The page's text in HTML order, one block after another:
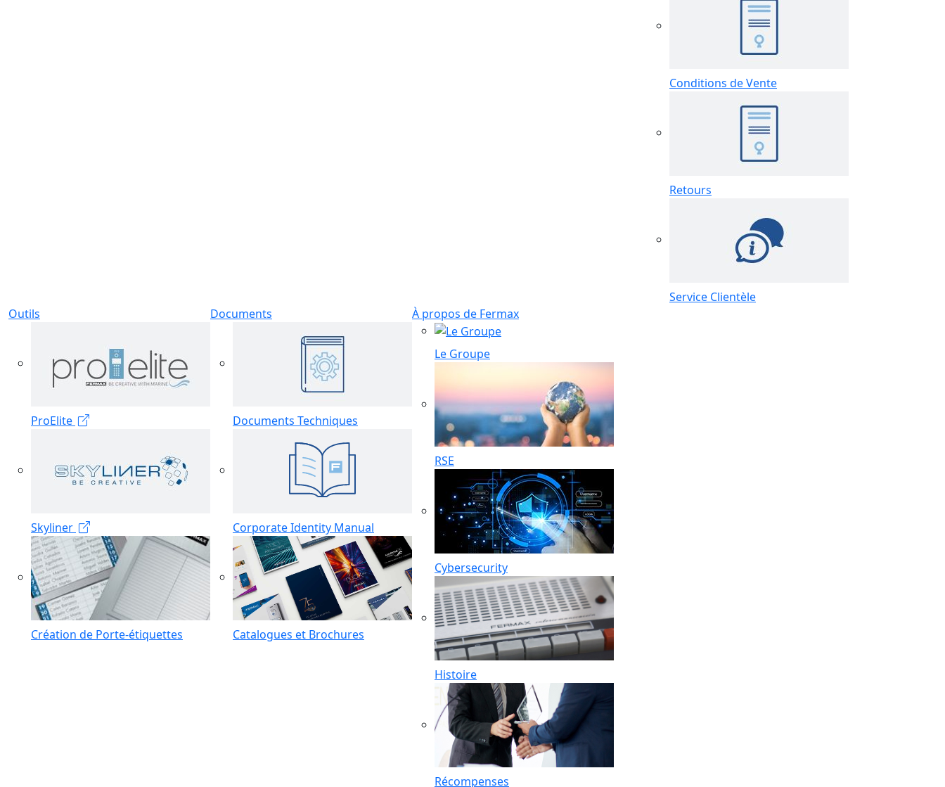
Conditions de Vente
Retours
Service Clientèle
Outils
ProElite
Skyliner
Création de Porte-étiquettes
Documents
Documents Techniques
Corporate Identity Manual
Catalogues et Brochures
À propos de Fermax
Le Groupe
RSE
Cybersecurity
Histoire
Récompenses